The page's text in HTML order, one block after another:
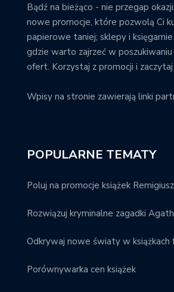
Bądź na bieżąco - nie przegap
nowe promocje, które pozwolą Ci
papierowe taniej; sklepy i
gdzie warto zajrzeć w
ofert. Korzystaj z promocji i
Wpisy na stronie zawierają linki
POPULARNE TEMATY
Poluj na promocje książek
Rozwiązuj kryminalne zagadki
Odkrywaj nowe światy w książkach
Porównywarka cen książek